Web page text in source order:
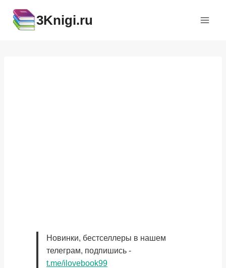
содержимому
3Knigi.ru
Новинки, бестселлеры в нашем
телеграм, подпишись -
t.me/ilovebook99